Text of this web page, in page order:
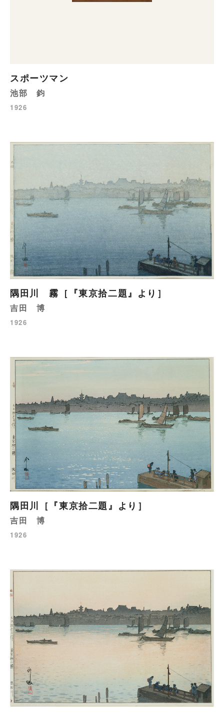
スポーツマン
池部 鈞
1926
隅田川 霧［『東京拾二題』より］
吉田 博
1926
隅田川［『東京拾二題』より］
吉田 博
1926